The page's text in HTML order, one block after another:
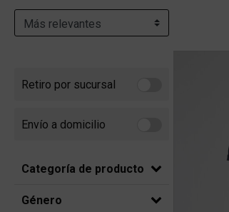
Retiro por sucursal
Refine by Retiro por sucursal: Retiro
Envío a domicilio
Refine by Envío a domicilio: Envio a
Categoría de producto
Género